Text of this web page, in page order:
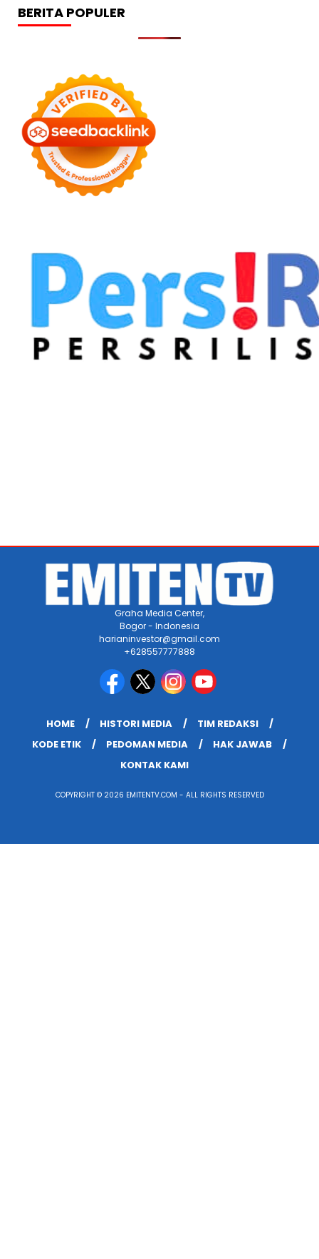
BERITA POPULER
Graha Media Center,
Bogor - Indonesia
harianinvestor@gmail.com
+628557777888
HOME HISTORI MEDIA
TIM REDAKSI
KODE ETIK
PEDOMAN MEDIA
HAK JAWAB
KONTAK KAMI
COPYRIGHT © 2026 EMITENTV.COM - ALL RIGHTS RESERVED